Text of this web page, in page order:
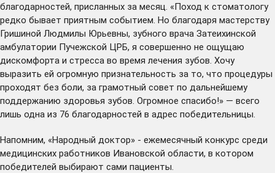
благодарностей, присланных за месяц. «Поход к стоматологу
редко бывает приятным событием. Но благодаря мастерству
Гришиной Людмилы Юрьевны, зубного врача Затеихинской
амбулатории Пучежской ЦРБ, я совершенно не ощущаю
дискомфорта и стресса во время лечения зубов. Хочу
выразить ей огромную признательность за то, что процедуры
проходят без боли, за грамотный совет по дальнейшему
поддержанию здоровья зубов. Огромное спасибо!» — всего
лишь одна из 76 благодарностей в адрес победительницы.
Напомним, «Народный доктор» - ежемесячный конкурс среди
медицинских работников Ивановской области, в котором
победителей выбирают сами пациенты.